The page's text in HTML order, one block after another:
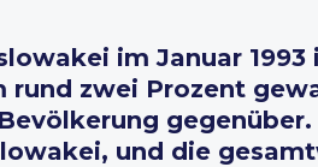
im Januar
zwei Prozent
und die